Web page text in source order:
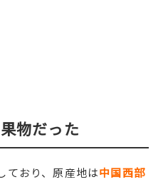
物だった
ており、原産地は中国西部